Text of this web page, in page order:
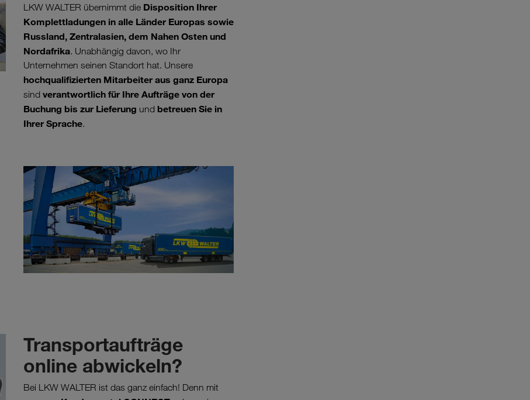
LKW WALTER übernimmt die Disposition Ihrer
Komplettladungen in alle Länder Europas sowie
Russland, Zentralasien, dem Nahen Osten und
Nordafrika. Unabhängig davon, wo Ihr
Unternehmen seinen Standort hat. Unsere
hochqualifizierten Mitarbeiter aus ganz Europa
sind verantwortlich für Ihre Aufträge von der
Buchung bis zur Lieferung und betreuen Sie in
Ihrer Sprache.
Transportaufträge
online abwickeln?
Bei LKW WALTER ist das ganz einfach! Denn mit